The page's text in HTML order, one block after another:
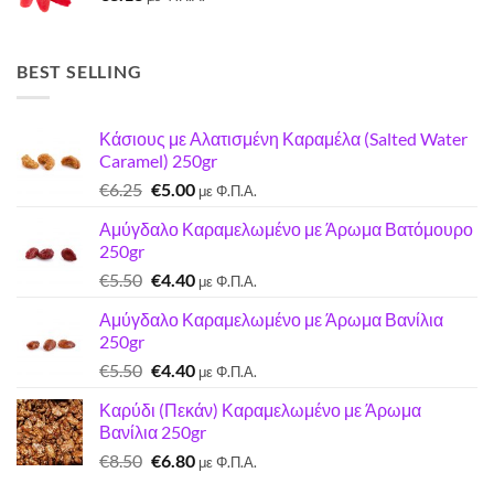
BEST SELLING
Κάσιους με Αλατισμένη Καραμέλα (Salted Water
Caramel) 250gr
€6.25 Original
was:
€5.00Η
τιμή
€5.00.
με Φ.Π.Α.
Αμύγδαλο Καραμελωμένο με Άρωμα Βατόμουρο
250gr
€5.50 Original
was:
€4.40Η
τιμή
€4.40.
με Φ.Π.Α.
Αμύγδαλο Καραμελωμένο με Άρωμα Βανίλια
250gr
€5.50 Original
was:
€5.50.
€4.40Η
τιμή
είναι:
€4.40.
με Φ.Π.Α.
Καρύδι (Πεκάν) Καραμελωμένο με Άρωμα
Βανίλια 250gr
€8.50 Original
€6.80Ημε Φ.Π.Α.